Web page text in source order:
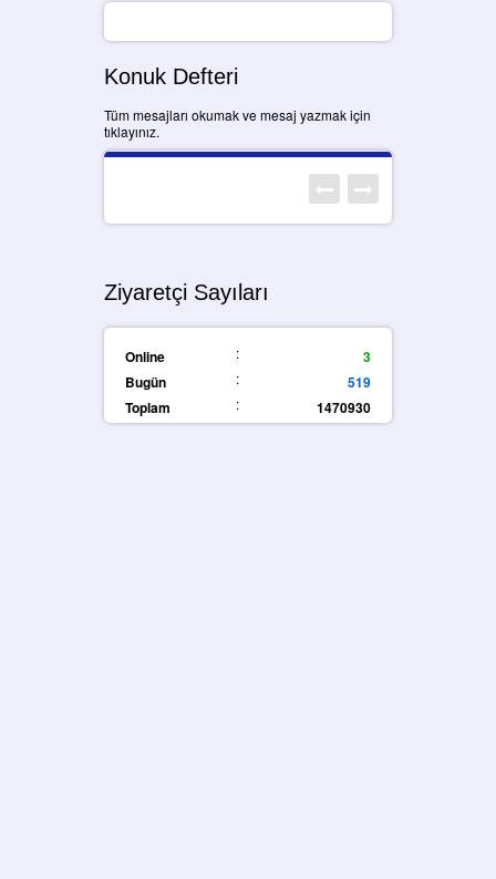
Konuk Defteri
Tüm mesajları okumak ve mesaj yazmak için
tıklayınız.
Ziyaretçi Sayıları
Online :
3
Bugün
:
519
Toplam
: 1470930